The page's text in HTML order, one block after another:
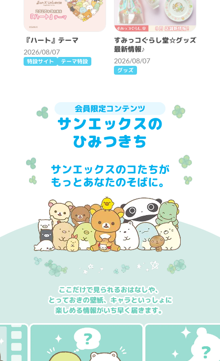
『ハート』テーマ
2026/08/07
特設サイト テーマ特設
すみっコぐらし堂☆グッズ
最新情報♪
2026/08/07
グッズ
会員限定コンテンツ
サンエックスの
ひみつきち
サンエックスのコたちが
もっとあなたのそばに。